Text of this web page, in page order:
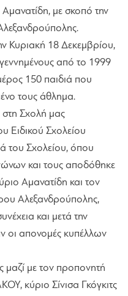
με σκοπό την
Κυριακή 18 Δεκεμβρίου,
από το 1999
150 παιδιά που
τους άθλημα.
στη Σχολή μας
Ειδικού Σχολείου
του Σχολείου, όπου
και τους αποδόθηκε
Αμανατίδη και τον
Αλεξανδρούπολης,
και μετά την
οι απονομές κυπέλλων
μαζί με τον προπονητή
κύριο Σίνισα Γκόγκιτς